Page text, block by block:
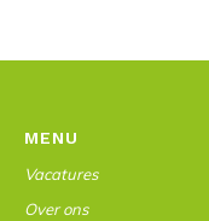
MENU
Vacatures
Over ons